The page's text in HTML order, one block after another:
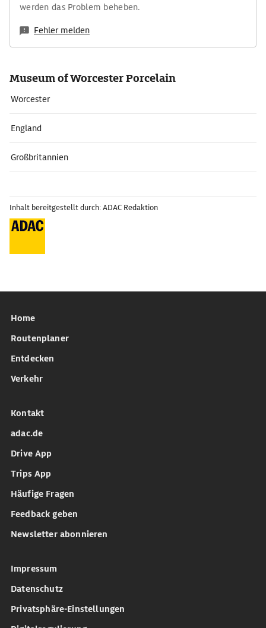
werden das Problem beheben.
Fehler melden
Museum of Worcester Porcelain
Worcester
England
Großbritannien
Inhalt bereitgestellt durch: ADAC Redaktion
Home
Routenplaner
Entdecken
Verkehr
Kontakt
adac.de
Drive App
Trips App
Häufige Fragen
Feedback geben
Newsletter abonnieren
Impressum
Datenschutz
Privatsphäre-Einstellungen